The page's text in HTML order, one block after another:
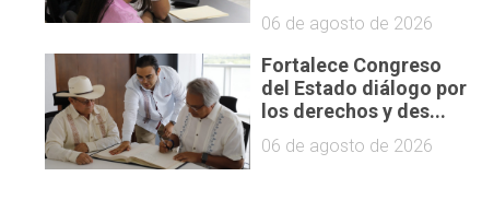
06 de agosto de 2026
Fortalece Congreso
del Estado diálogo por
los derechos y des...
06 de agosto de 2026